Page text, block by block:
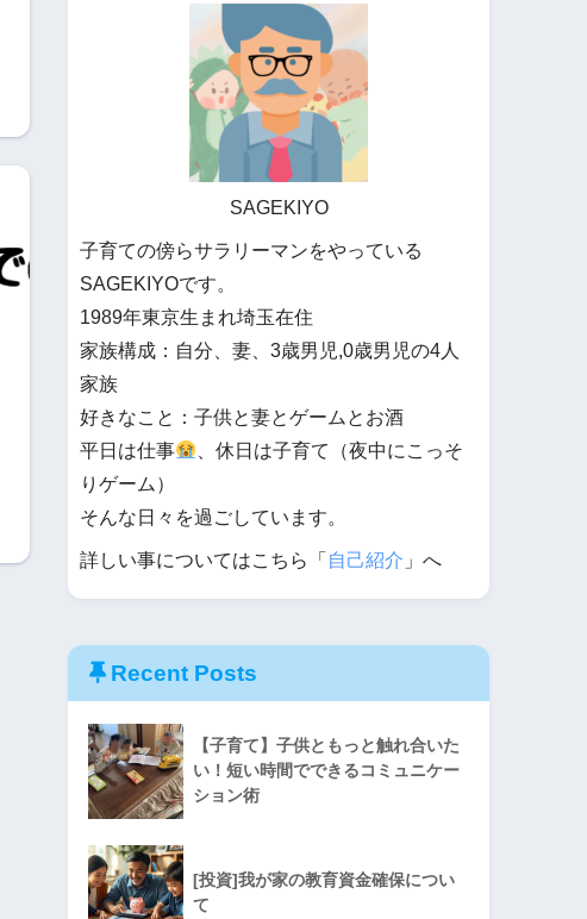
SAGEKIYO
子育ての傍らサラリーマンをやっている
SAGEKIYOです。
1989年東京生まれ埼玉在住
家族構成：自分、妻、3歳男児,0歳男児の4人
家族
好きなこと：子供と妻とゲームとお酒
平日は仕事
、休日は子育て（夜中にこっそ
りゲーム）
そんな日々を過ごしています。
詳しい事についてはこちら「 自己紹介 」へ
Recent Posts
【子育て】子供ともっと触れ合いた
い！短い時間でできるコミュニケー
ション術
[投資]我が家の教育資金確保につい
て